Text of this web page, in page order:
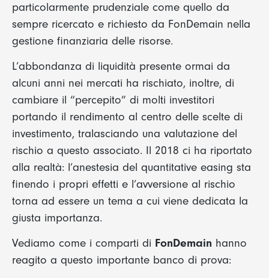
particolarmente prudenziale come quello da
sempre ricercato e richiesto da FonDemain nella
gestione finanziaria delle risorse.
L’abbondanza di liquidità presente ormai da
alcuni anni nei mercati ha rischiato, inoltre, di
cambiare il “percepito” di molti investitori
portando il rendimento al centro delle scelte di
investimento, tralasciando una valutazione del
rischio a questo associato. Il 2018 ci ha riportato
alla realtà: l’anestesia del quantitative easing sta
finendo i propri effetti e l’avversione al rischio
torna ad essere un tema a cui viene dedicata la
giusta importanza.
Vediamo come i comparti di FonDemain hanno
reagito a questo importante banco di prova: